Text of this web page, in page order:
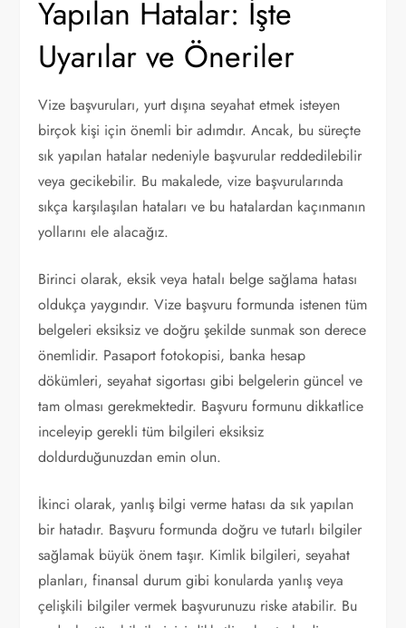
Yapılan Hatalar: İşte
Uyarılar ve Öneriler
Vize başvuruları, yurt dışına seyahat etmek isteyen
birçok kişi için önemli bir adımdır. Ancak, bu süreçte
sık yapılan hatalar nedeniyle başvurular reddedilebilir
veya gecikebilir. Bu makalede, vize başvurularında
sıkça karşılaşılan hataları ve bu hatalardan kaçınmanın
yollarını ele alacağız.
Birinci olarak, eksik veya hatalı belge sağlama hatası
oldukça yaygındır. Vize başvuru formunda istenen tüm
belgeleri eksiksiz ve doğru şekilde sunmak son derece
önemlidir. Pasaport fotokopisi, banka hesap
dökümleri, seyahat sigortası gibi belgelerin güncel ve
tam olması gerekmektedir. Başvuru formunu dikkatlice
inceleyip gerekli tüm bilgileri eksiksiz
doldurduğunuzdan emin olun.
İkinci olarak, yanlış bilgi verme hatası da sık yapılan
bir hatadır. Başvuru formunda doğru ve tutarlı bilgiler
sağlamak büyük önem taşır. Kimlik bilgileri, seyahat
planları, finansal durum gibi konularda yanlış veya
çelişkili bilgiler vermek başvurunuzu riske atabilir. Bu